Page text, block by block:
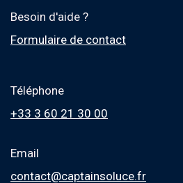
Besoin d'aide ?
Formulaire de contact
Téléphone
+33 3 60 21 30 00
Email
contact@captainsoluce.fr